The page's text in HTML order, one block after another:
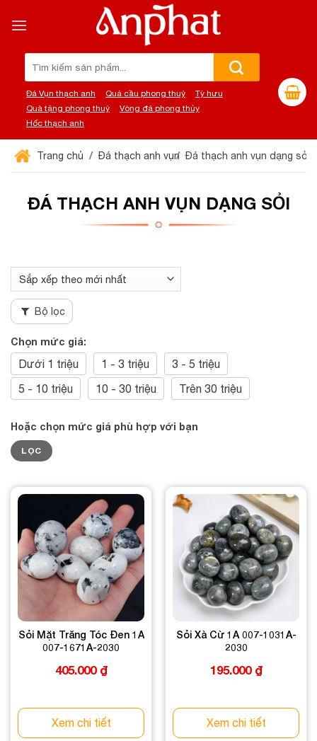
đến
Đá Vụn thạch anh Quả cầu phong thuỷ
Tỳ hưu
Quà tặng phong thuỷ
Vòng đá phong thủy
Hốc thạch anh
Trang chủ Đá thạch anh vụn Đá thạch anh vụn dạng sỏi
ĐÁ THẠCH ANH VỤN DẠNG SỎI
Bộ lọc
Chọn mức giá:
Dưới 1 triệu 1 - 3 triệu
3 - 5 triệu
5 - 10 triệu
10 - 30 triệu Trên 30 triệu
Hoặc chọn mức giá phù hợp với bạn
Giá
tối
thiểu
Giá
tối
đa
LỌC
Sỏi Mặt Trăng Tóc Đen 1A
007-1671A-2030
405.000 ₫
Xem chi tiết
Sỏi Xà Cừ 1A 007-1031A-
2030
195.000 ₫
Xem chi tiết